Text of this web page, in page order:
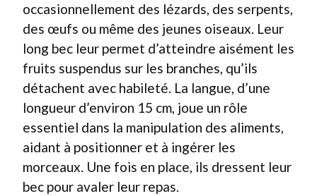
occasionnellement des lézards, des serpents,
des œufs ou même des jeunes oiseaux. Leur
long bec leur permet d’atteindre aisément les
fruits suspendus sur les branches, qu’ils
détachent avec habileté. La langue, d’une
longueur d’environ 15 cm, joue un rôle
essentiel dans la manipulation des aliments,
aidant à positionner et à ingérer les
morceaux. Une fois en place, ils dressent leur
bec pour avaler leur repas.